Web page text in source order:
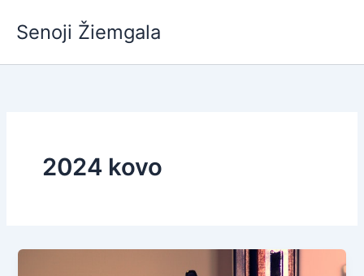
prieSenoji Žiemgala
2024 kovo